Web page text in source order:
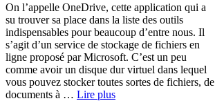
On l’appelle OneDrive, cette application qui a
su trouver sa place dans la liste des outils
indispensables pour beaucoup d’entre nous. Il
s’agit d’un service de stockage de fichiers en
ligne proposé par Microsoft. C’est un peu
comme avoir un disque dur virtuel dans lequel
vous pouvez stocker toutes sortes de fichiers, de
documents à … Lire plus